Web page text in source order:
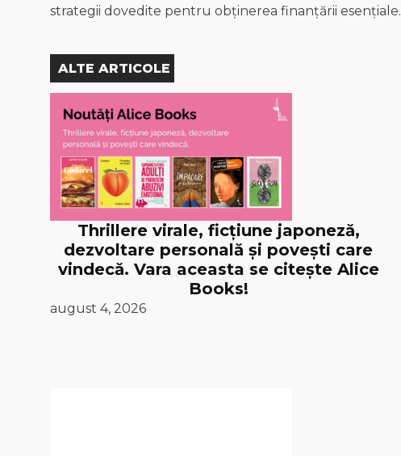
strategii dovedite pentru obținerea finanțării esențiale.
ALTE ARTICOLE
Thrillere virale, ficțiune japoneză,
dezvoltare personală și povești care
vindecă. Vara aceasta se citește Alice
Books!
august 4, 2026